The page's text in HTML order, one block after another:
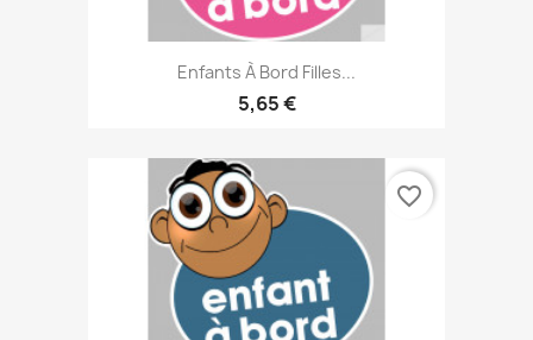
Enfants À Bord Filles...
5,65 €
favorite_border